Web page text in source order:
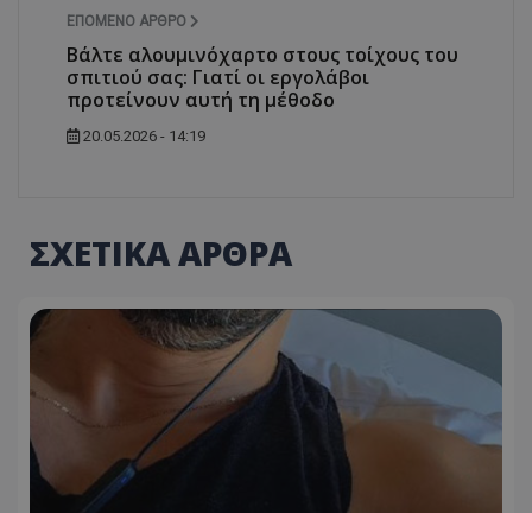
ΕΠΌΜΕΝΟ ΆΡΘΡΟ
Βάλτε αλουμινόχαρτο στους τοίχους του
σπιτιού σας: Γιατί οι εργολάβοι
προτείνουν αυτή τη μέθοδο
20.05.2026 - 14:19
ΣΧΕΤΙΚΑ ΑΡΘΡΑ